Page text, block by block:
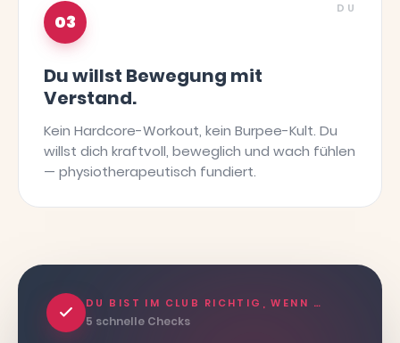
03
DU
Du willst Bewegung mit
Verstand.
Kein Hardcore-Workout, kein Burpee-Kult. Du
willst dich kraftvoll, beweglich und wach fühlen
— physiotherapeutisch fundiert.
DU BIST IM CLUB RICHTIG, WENN …
5 schnelle Checks